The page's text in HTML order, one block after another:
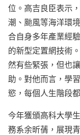
位。高吉良臣表示
潮、颱風等海洋環
合自身多年產業經
的新型定置網技術
然有些緊張，但也
助。對他而言，學
慾，每個人生階段
今年獲頒高科大學
務系余昕蒨，展現